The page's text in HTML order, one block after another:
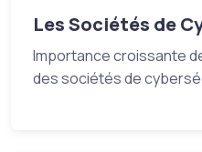
Les Sociétés de
Importance croissante
des sociétés de